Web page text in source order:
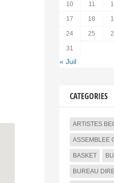
10 11
17 18
24 25
31
« Juil
CATEGORIES
ARTISTES
ASSEMBLEE
BASKET
BUREAU